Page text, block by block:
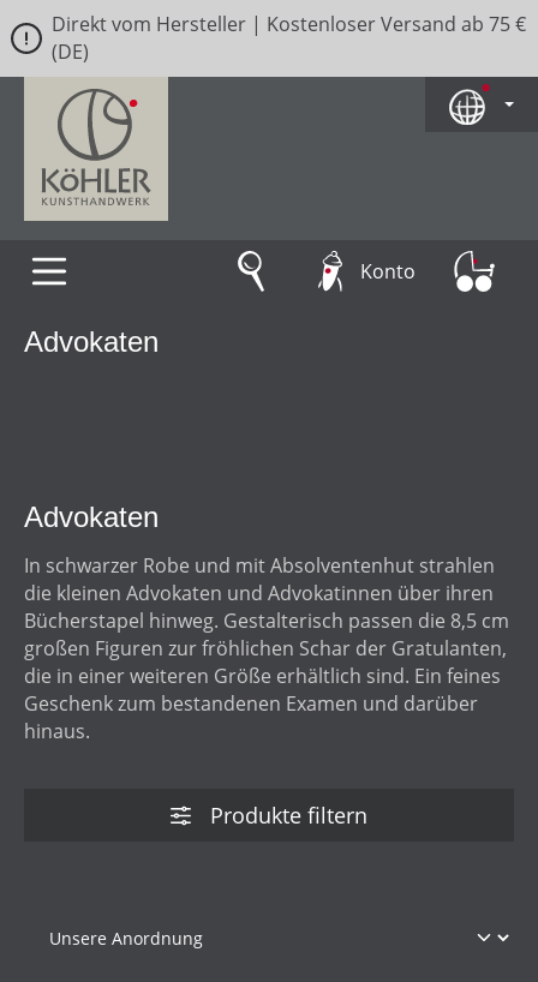
Zum Hauptinhalt springen
Direkt vom Hersteller | Kostenloser Versand ab 75 €
(DE)
Konto
Advokaten
Advokaten
In schwarzer Robe und mit Absolventenhut strahlen
die kleinen Advokaten und Advokatinnen über ihren
Bücherstapel hinweg. Gestalterisch passen die 8,5 cm
großen Figuren zur fröhlichen Schar der Gratulanten,
die in einer weiteren Größe erhältlich sind. Ein feines
Geschenk zum bestandenen Examen und darüber
hinaus.
Produkte filtern